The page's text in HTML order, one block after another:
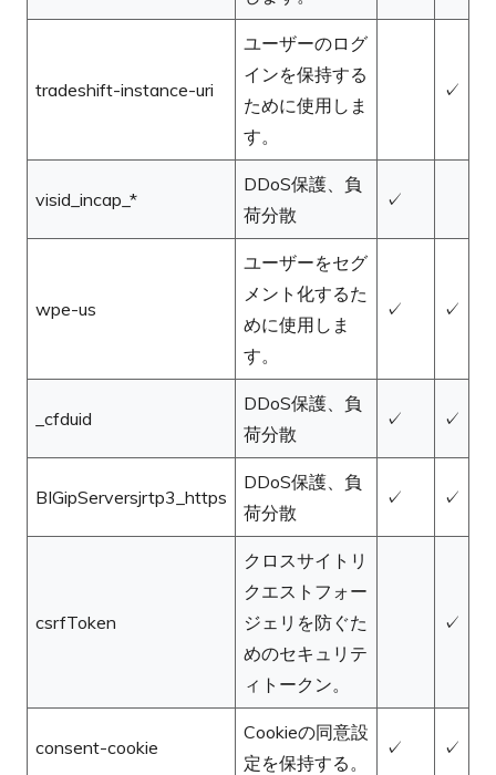
tradeshift-instance-uri
ユーザーのログ
インを保持する
ために使用しま
す。
✓
visid_incap_*
DDoS保護、負
荷分散
✓
wpe-us
ユーザーをセグ
メント化するた
めに使用しま
す。
✓ ✓
_cfduid
DDoS保護、負
荷分散
✓ ✓
BIGipServersjrtp3_https
DDoS保護、負
荷分散
✓ ✓
csrfToken
クロスサイトリ
クエストフォー
ジェリを防ぐた
めのセキュリテ
ィトークン。
✓
consent-cookie
Cookieの同意設
定を保持する。
✓ ✓